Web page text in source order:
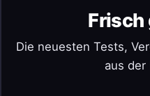
Die neuesten Tests,
aus der